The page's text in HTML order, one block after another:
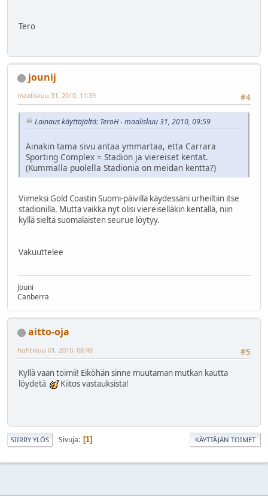
Tero
jounij
#4
maaliskuu 31, 2010, 11:39
Lainaus käyttäjältä: TeroH - maaliskuu 31, 2010, 09:59
Ainakin tama sivu antaa ymmartaa, etta Carrara
Sporting Complex = Stadion ja viereiset kentat.
(Kummalla puolella Stadionia on meidan kentta?)
Viimeksi Gold Coastin Suomi-päivillä käydessäni urheiltiin itse
stadionilla. Mutta vaikka nyt olisi viereiselläkin kentällä, niin
kyllä sieltä suomalaisten seurue löytyy.
Vakuuttelee
Jouni
Canberra
aitto-oja
#5
huhtikuu 01, 2010, 08:48
Kyllä vaan toimii! Eiköhän sinne muutaman mutkan kautta
löydetä
Kiitos vastauksista!
SIIRRY YLÖS Sivuja 1 KÄYTTÄJÄN TOIMET